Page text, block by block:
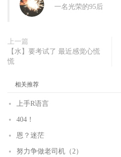
一名光荣的95后
上一篇
【水】要考试了 最近感觉心慌
慌
相关推荐
上手R语言
404！
恩？迷茫
努力争做老司机（2）